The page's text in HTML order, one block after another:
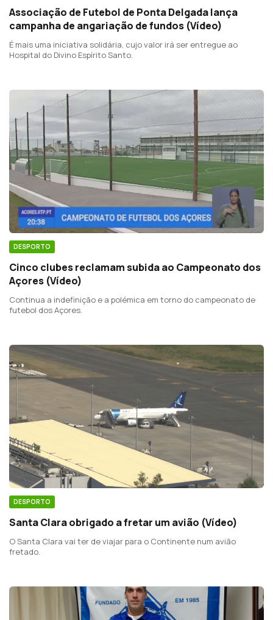
Associação de Futebol de Ponta Delgada lança
campanha de angariação de fundos (Vídeo)
É mais uma iniciativa solidária, cujo valor irá ser entregue ao
Hospital do Divino Espírito Santo.
DESPORTO
Cinco clubes reclamam subida ao Campeonato dos
Açores (Vídeo)
Continua a indefinição e a polémica em torno do campeonato de
futebol dos Açores.
DESPORTO
Santa Clara obrigado a fretar um avião (Vídeo)
O Santa Clara vai ter de viajar para o Continente num avião
fretado.